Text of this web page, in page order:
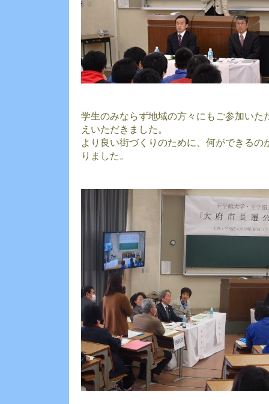
学生のみならず地域の方々にもご参加いた
えいただきました。
より良い街づくりのために、何ができるの
りました。